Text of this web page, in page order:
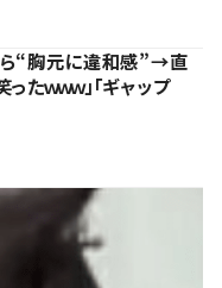
ら“胸元に違和感”→直
たｗｗｗ」「ギャップ